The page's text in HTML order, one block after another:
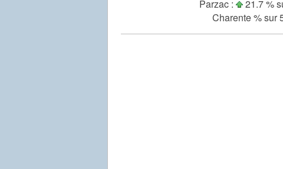
Parzac :
21.7 %
Charente % sur